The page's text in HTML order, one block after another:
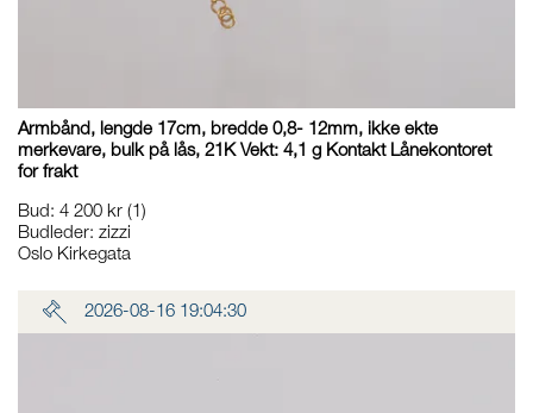
Armbånd, lengde 17cm, bredde 0,8- 12mm, ikke ekte
merkevare, bulk på lås, 21K Vekt: 4,1 g Kontakt Lånekontoret
for frakt
Bud: 4 200 kr (1)
Budleder: zizzi
Oslo Kirkegata
2026-08-16 19:04:30